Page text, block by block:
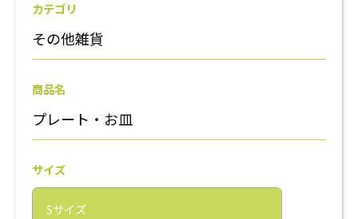
カテゴリ
その他雑貨
商品名
プレート・お皿
サイズ
Sサイズ